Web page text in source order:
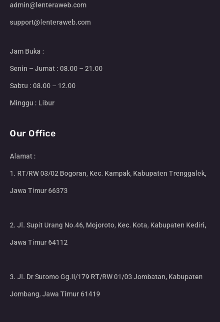
admin@lenteraweb.com
support@lenteraweb.com
Jam Buka :
Senin – Jumat : 08.00 – 21.00
Sabtu : 08.00 – 12.00
Minggu : Libur
Our Office
Alamat :
1. RT/RW 03/02 Bogoran, Kec. Kampak, Kabupaten Trenggalek,
Jawa Timur 66373
2. Jl. Supit Urang No.46, Mojoroto, Kec. Kota, Kabupaten Kediri,
Jawa Timur 64112
3. Jl. Dr Sutomo Gg.II/179 RT/RW 01/03 Jombatan, Kabupaten
Jombang, Jawa Timur 61419